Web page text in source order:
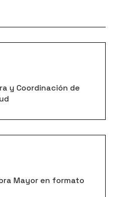
y Coordinación de
Mayor en formato